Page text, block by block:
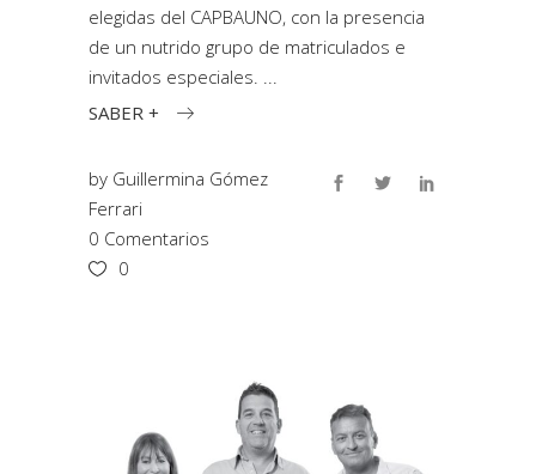
elegidas del CAPBAUNO, con la presencia
de un nutrido grupo de matriculados e
invitados especiales.
SABER +
by Guillermina Gómez
Ferrari
0 Comentarios
0